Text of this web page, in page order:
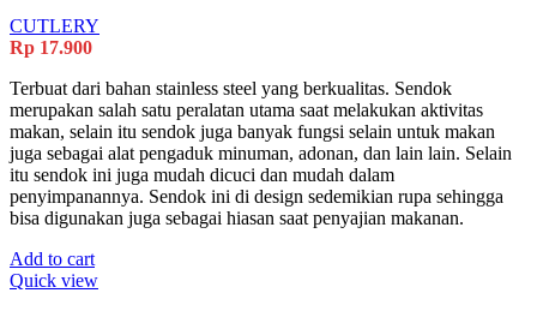
CUTLERY
Rp 17.900
Terbuat dari bahan stainless steel yang berkualitas. Sendok
merupakan salah satu peralatan utama saat melakukan aktivitas
makan, selain itu sendok juga banyak fungsi selain untuk makan
juga sebagai alat pengaduk minuman, adonan, dan lain lain. Selain
itu sendok ini juga mudah dicuci dan mudah dalam
penyimpanannya. Sendok ini di design sedemikian rupa sehingga
bisa digunakan juga sebagai hiasan saat penyajian makanan.
Add to cart
Quick view